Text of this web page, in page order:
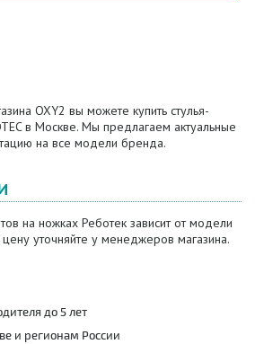
OXY2 вы можете купить стулья-
в Москве. Мы предлагаем актуальные
на все модели бренда.
на ножках Реботек зависит от модели
уточняйте у менеджеров магазина.
до 5 лет
и регионам России